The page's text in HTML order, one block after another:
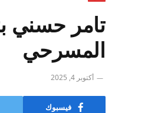
تامر حسني
المسرحي
أكتوبر 4, 2025
فيسبوك